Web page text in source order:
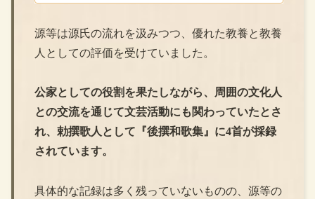
源等は源氏の流れを汲みつつ、優れた教養と教養
人としての評価を受けていました。
公家としての役割を果たしながら、周囲の文化人
との交流を通じて文芸活動にも関わっていたとさ
れ、勅撰歌人として『後撰和歌集』に4首が採録
されています。
具体的な記録は多く残っていないものの、源等の